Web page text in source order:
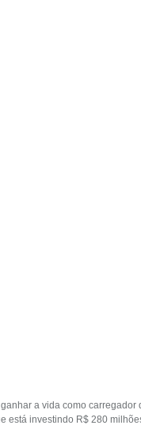
a vida como
está investindo R$ 280